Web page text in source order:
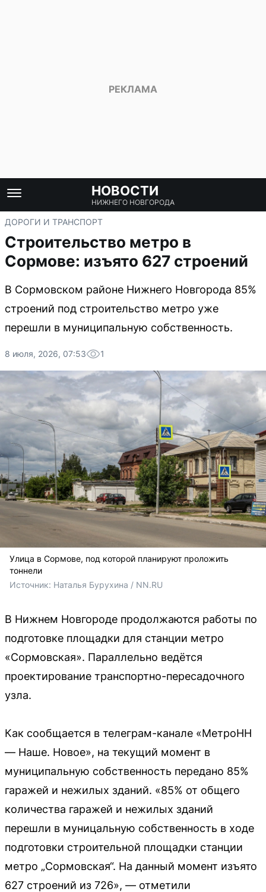
НОВОСТИ
НИЖНЕГО НОВГОРОДА
ДОРОГИ И ТРАНСПОРТ
Строительство метро в
Сормове: изъято 627 строений
В Сормовском районе Нижнего Новгорода 85%
строений под строительство метро уже
перешли в муниципальную собственность.
8 июля, 2026, 07:53 1
Улица в Сормове, под которой планируют проложить
тоннели
Источник: Наталья Бурухина / NN.RU
В Нижнем Новгороде продолжаются работы по
подготовке площадки для станции метро
«Сормовская». Параллельно ведётся
проектирование транспортно-пересадочного
узла.
Как сообщается в телеграм-канале «МетроНН
— Наше. Новое», на текущий момент в
муниципальную собственность передано 85%
гаражей и нежилых зданий. «85% от общего
количества гаражей и нежилых зданий
перешли в муницальную собственность в ходе
подготовки строительной площадки станции
метро „Сормовская“. На данный момент изъято
627 строений из 726», — отметили